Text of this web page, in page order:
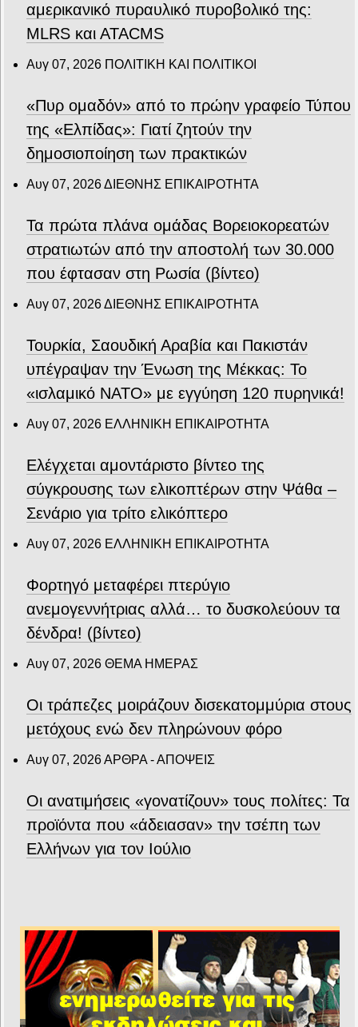
αμερικανικό πυραυλικό πυροβολικό της:
MLRS και ΑΤΑCMS
Αυγ 07, 2026 ΠΟΛΙΤΙΚΗ ΚΑΙ ΠΟΛΙΤΙΚΟΙ
«Πυρ ομαδόν» από το πρώην γραφείο Τύπου
της «Ελπίδας»: Γιατί ζητούν την
δημοσιοποίηση των πρακτικών
Αυγ 07, 2026ΔΙΕΘΝΗΣ ΕΠΙΚΑΙΡΟΤΗΤΑ
Τα πρώτα πλάνα ομάδας Βορειοκορεατών
στρατιωτών από την αποστολή των 30.000
που έφτασαν στη Ρωσία (βίντεο)
Αυγ 07, 2026ΔΙΕΘΝΗΣ ΕΠΙΚΑΙΡΟΤΗΤΑ
Τουρκία, Σαουδική Αραβία και Πακιστάν
υπέγραψαν την Ένωση της Μέκκας: Το
«ισλαμικό ΝΑΤΟ» με εγγύηση 120 πυρηνικά!
Αυγ 07, 2026 ΕΛΛΗΝΙΚΗ ΕΠΙΚΑΙΡΟΤΗΤΑ
Ελέγχεται αμοντάριστο βίντεο της
σύγκρουσης των ελικοπτέρων στην Ψάθα –
Σενάριο για τρίτο ελικόπτερο
Αυγ 07, 2026 ΕΛΛΗΝΙΚΗ ΕΠΙΚΑΙΡΟΤΗΤΑ
Φορτηγό μεταφέρει πτερύγιο
ανεμογεννήτριας αλλά… το δυσκολεύουν τα
δένδρα! (βίντεο)
Αυγ 07, 2026 ΘΕΜΑ ΗΜΕΡΑΣ
Οι τράπεζες μοιράζουν δισεκατομμύρια στους
μετόχους ενώ δεν πληρώνουν φόρο
Αυγ 07, 2026ΑΡΘΡΑ - ΑΠΟΨΕΙΣ
Οι ανατιμήσεις «γονατίζουν» τους πολίτες: Τα
προϊόντα που «άδειασαν» την τσέπη των
Ελλήνων για τον Ιούλιο